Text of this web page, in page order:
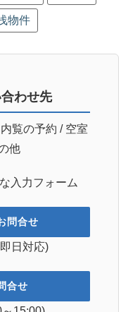
物件
わせ先
覧の予約 / 空室
他
入力フォーム
問合せ
日対応)
合せ